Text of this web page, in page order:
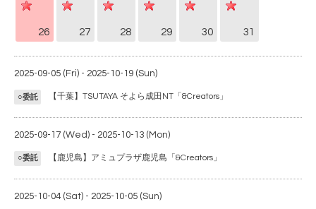
26 27 28 29 30 31
2025-09-05 (Fri) - 2025-10-19 (Sun)
○委託 【千葉】TSUTAYA そよら成田NT「&Creators」
2025-09-17 (Wed) - 2025-10-13 (Mon)
○委託 【鹿児島】アミュプラザ鹿児島「&Creators」
2025-10-04 (Sat) - 2025-10-05 (Sun)